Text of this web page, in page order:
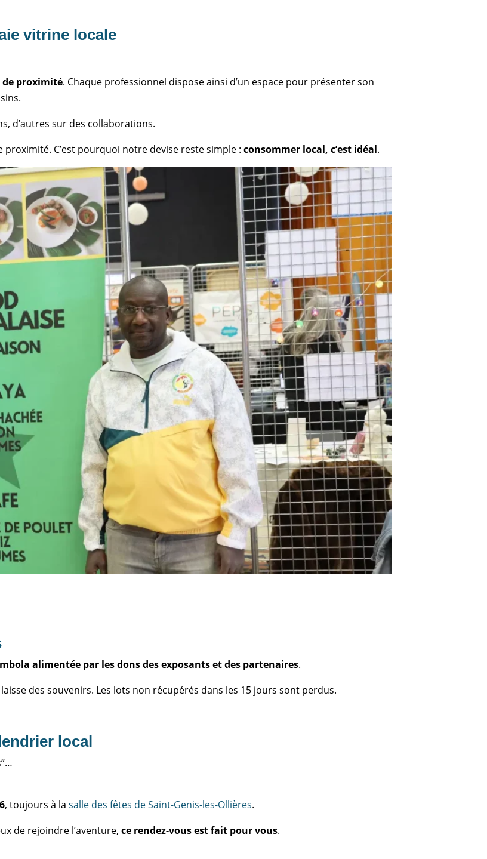
vitrine locale
de proximité. Chaque professionnel dispose ainsi d’un espace pour présenter son
d’autres sur des collaborations.
C’est pourquoi notre devise reste simple :consommer local, c’est idéal.
alimentée par les dons des exposants et des partenaires.
des souvenirs. Les lots non récupérés dans les 15 jours sont perdus.
local
, toujours à lasalle des fêtes de Saint-Genis-les-Ollières.
de rejoindre l’aventure,ce rendez-vous est fait pour vous.